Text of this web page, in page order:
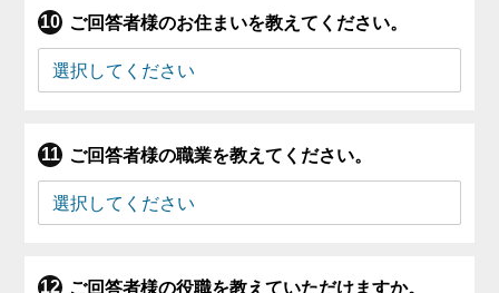
ご回答者様のお住まいを教えてください。
ご回答者様の職業を教えてください。
ご回答者様の役職を教えていただけますか。